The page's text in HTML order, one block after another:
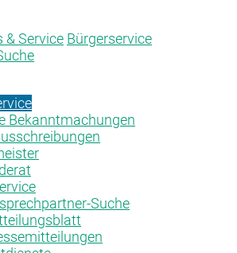
& Service Bürgerservice
Bekanntmachungen
Suche